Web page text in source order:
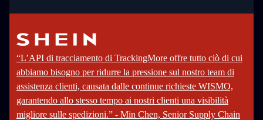
“L’API di tracciamento di TrackingMore offre tutto ciò di cui
abbiamo bisogno per ridurre la pressione sul nostro team di
assistenza clienti, causata dalle continue richieste WISMO,
garantendo allo stesso tempo ai nostri clienti una visibilità
migliore sulle spedizioni.” - Min Chen, Senior Supply Chain